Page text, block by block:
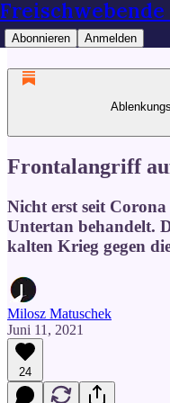
Abonnieren Anmelden
Frontalangriff
Nicht erst seit
Untertan behandelt.
kalten Krieg gegen
Milosz Matuschek
Juni 11, 2021
24